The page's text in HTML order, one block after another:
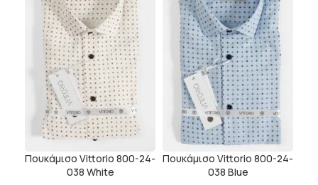
Πουκάμισο Vittorio 800-24-
038 White
Πουκάμισο Vittorio 800-24-
038 Blue